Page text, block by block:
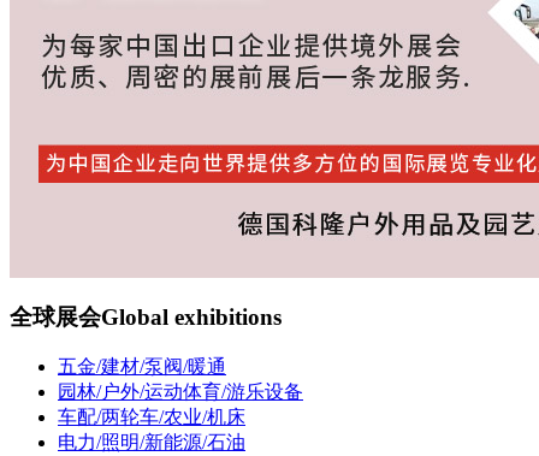
全球展会Global exhibitions
五金/建材/泵阀/暖通
园林/户外/运动体育/游乐设备
车配/两轮车/农业/机床
电力/照明/新能源/石油